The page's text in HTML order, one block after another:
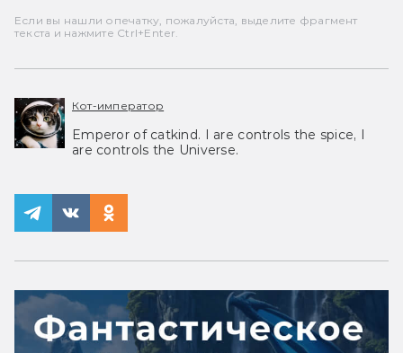
Если вы нашли опечатку, пожалуйста, выделите фрагмент
текста и нажмите Ctrl+Enter.
Кот-император
Emperor of catkind. I are controls the spice, I
are controls the Universe.